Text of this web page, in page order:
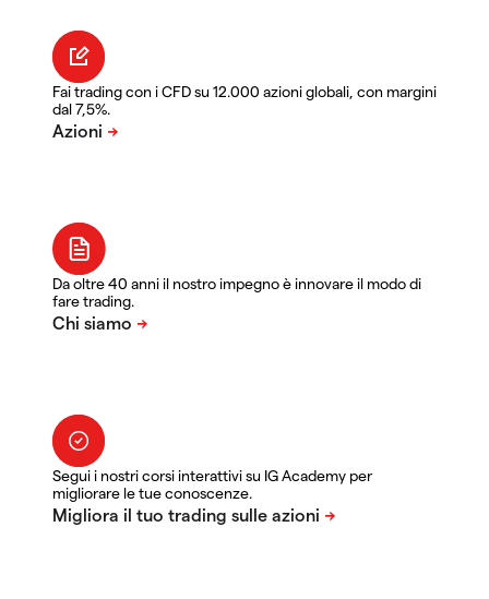
Fai trading con i CFD su 12.000 azioni globali, con margini
dal 7,5%.
Da oltre 40 anni il nostro impegno è innovare il modo di
fare trading.
Segui i nostri corsi interattivi su IG Academy per
migliorare le tue conoscenze.